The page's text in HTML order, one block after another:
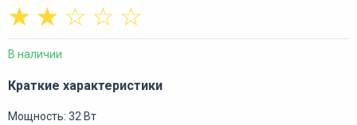
☆
☆
☆
☆
☆
В наличии
Краткие характеристики
Мощность: 32 Вт